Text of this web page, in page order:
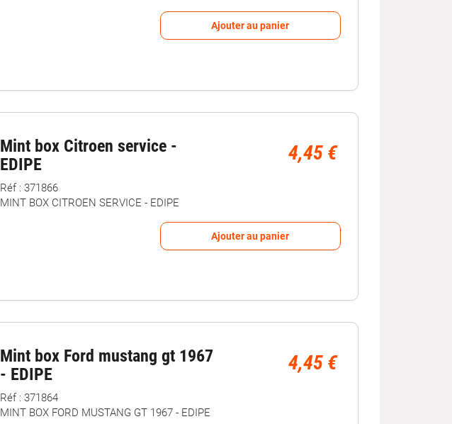
Ajouter au panier
Mint box Citroen service -
EDIPE
4,45 €
Réf : 371866
MINT BOX CITROEN SERVICE - EDIPE
Ajouter au panier
Mint box Ford mustang gt 1967
- EDIPE
4,45 €
Réf : 371864
MINT BOX FORD MUSTANG GT 1967 - EDIPE